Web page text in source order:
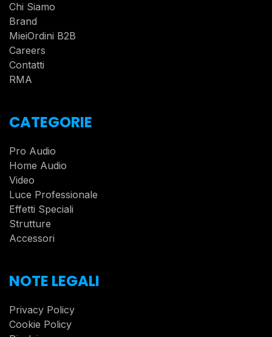
Chi Siamo
Brand
MieiOrdini B2B
Careers
Contatti
RMA
CATEGORIE
Pro Audio
Home Audio
Video
Luce Professionale
Effetti Speciali
Strutture
Accessori
NOTE LEGALI
Privacy Policy
Cookie Policy